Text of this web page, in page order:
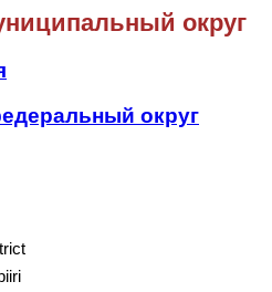
округ
округ